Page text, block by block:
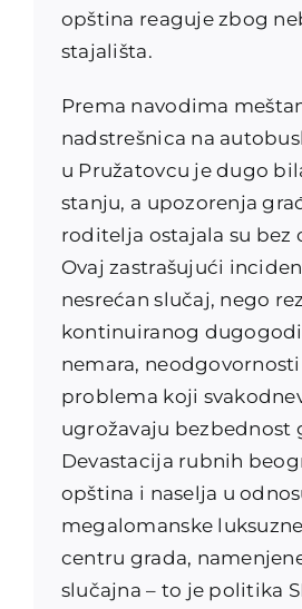
opština reaguje zbog
stajališta.
Prema navodima
nadstrešnica na
u Pružatovcu je dugo
stanju, a upozorenja
roditelja ostajala su bez
Ovaj zastrašujući
nesrećan slučaj, nego
kontinuiranog
nemara,
problema koji
ugrožavaju bezbednost
Devastacija rubnih
opština i naselja u
megalomanske
centru grada,
slučajna – to je politika